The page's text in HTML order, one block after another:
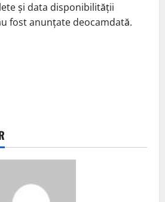
și data disponibilității
fost anunțate deocamdată.